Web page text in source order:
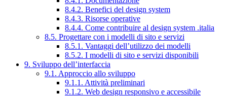
8.4.2. Benefici del design system
8.4.3. Risorse operative
8.4.4. Come contribuire al design system .italia
8.5. Progettare con i modelli di sito e servizi
8.5.1. Vantaggi dell’utilizzo dei modelli
8.5.2. I modelli di sito e servizi disponibili
9. Sviluppo dell’interfaccia
9.1. Approccio allo sviluppo
9.1.1. Attività preliminari
9.1.2. Web design responsivo e accessibile